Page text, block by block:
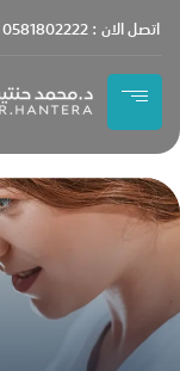
اتصل الان : 0581802222